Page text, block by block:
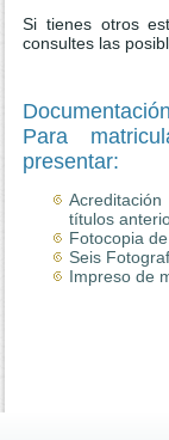
Si tienes otros
consultes las
Para
presentar:
títulos
Fotocopia
Seis
Impreso de